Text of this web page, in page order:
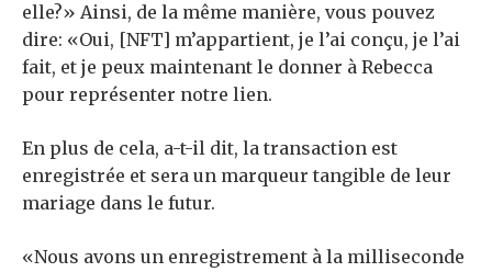
elle?» Ainsi, de la même manière, vous pouvez
dire: «Oui, [NFT] m’appartient, je l’ai conçu, je l’ai
fait, et je peux maintenant le donner à Rebecca
pour représenter notre lien.
En plus de cela, a-t-il dit, la transaction est
enregistrée et sera un marqueur tangible de leur
mariage dans le futur.
«Nous avons un enregistrement à la milliseconde